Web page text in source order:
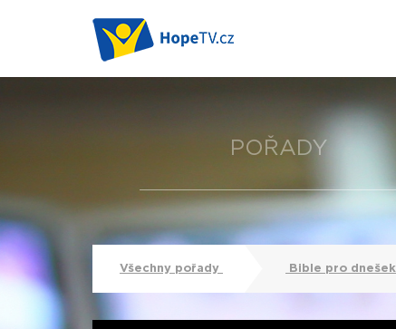
POŘADY
Všechny pořady Bible pro dnešek